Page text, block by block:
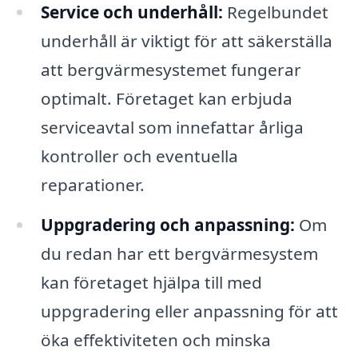
Service och underhåll: Regelbundet
underhåll är viktigt för att säkerställa
att bergvärmesystemet fungerar
optimalt. Företaget kan erbjuda
serviceavtal som innefattar årliga
kontroller och eventuella
reparationer.
Uppgradering och anpassning: Om
du redan har ett bergvärmesystem
kan företaget hjälpa till med
uppgradering eller anpassning för att
öka effektiviteten och minska